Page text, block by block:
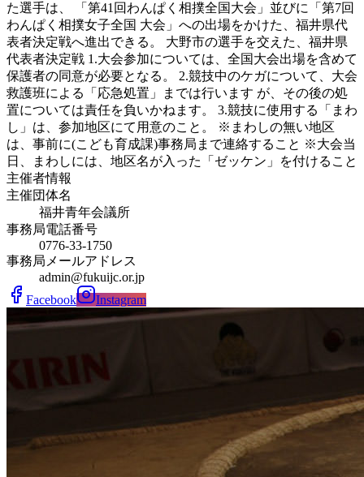
た選手は、 「第41回わんぱく相撲全国大会」並びに「第7回
わんぱく相撲女子全国 大会」への出場をかけた、福井県代
表者決定戦へ進出できる。 大野市の選手を交えた、福井県
代表者決定戦 1.大会参加については、全国大会出場を含めて
保護者の同意が必要となる。 2.競技中のケガについて、大会
救護班による「応急処置」までは行います が、その後の処
置については責任を負いかねます。 3.競技に使用する「まわ
し」は、参加地区にて用意のこと。 ※まわしの無い地区
は、事前に(こども育成課)事務局まで連絡すること ※大会当
日、まわしには、地区名が入った「ゼッケン」を付けること
主催者情報
主催団体名
福井青年会議所
事務局電話番号
0776-33-1750
事務局メールアドレス
admin@fukuijc.or.jp
Facebook
Instagram